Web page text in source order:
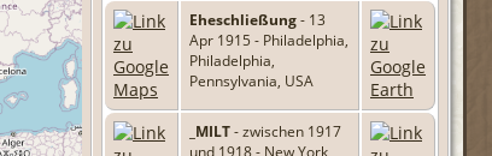
Eheschließung- 13
Apr 1915 - Philadelphia,
Philadelphia,
Pennsylvania, USA
_MILT- zwischen 1917